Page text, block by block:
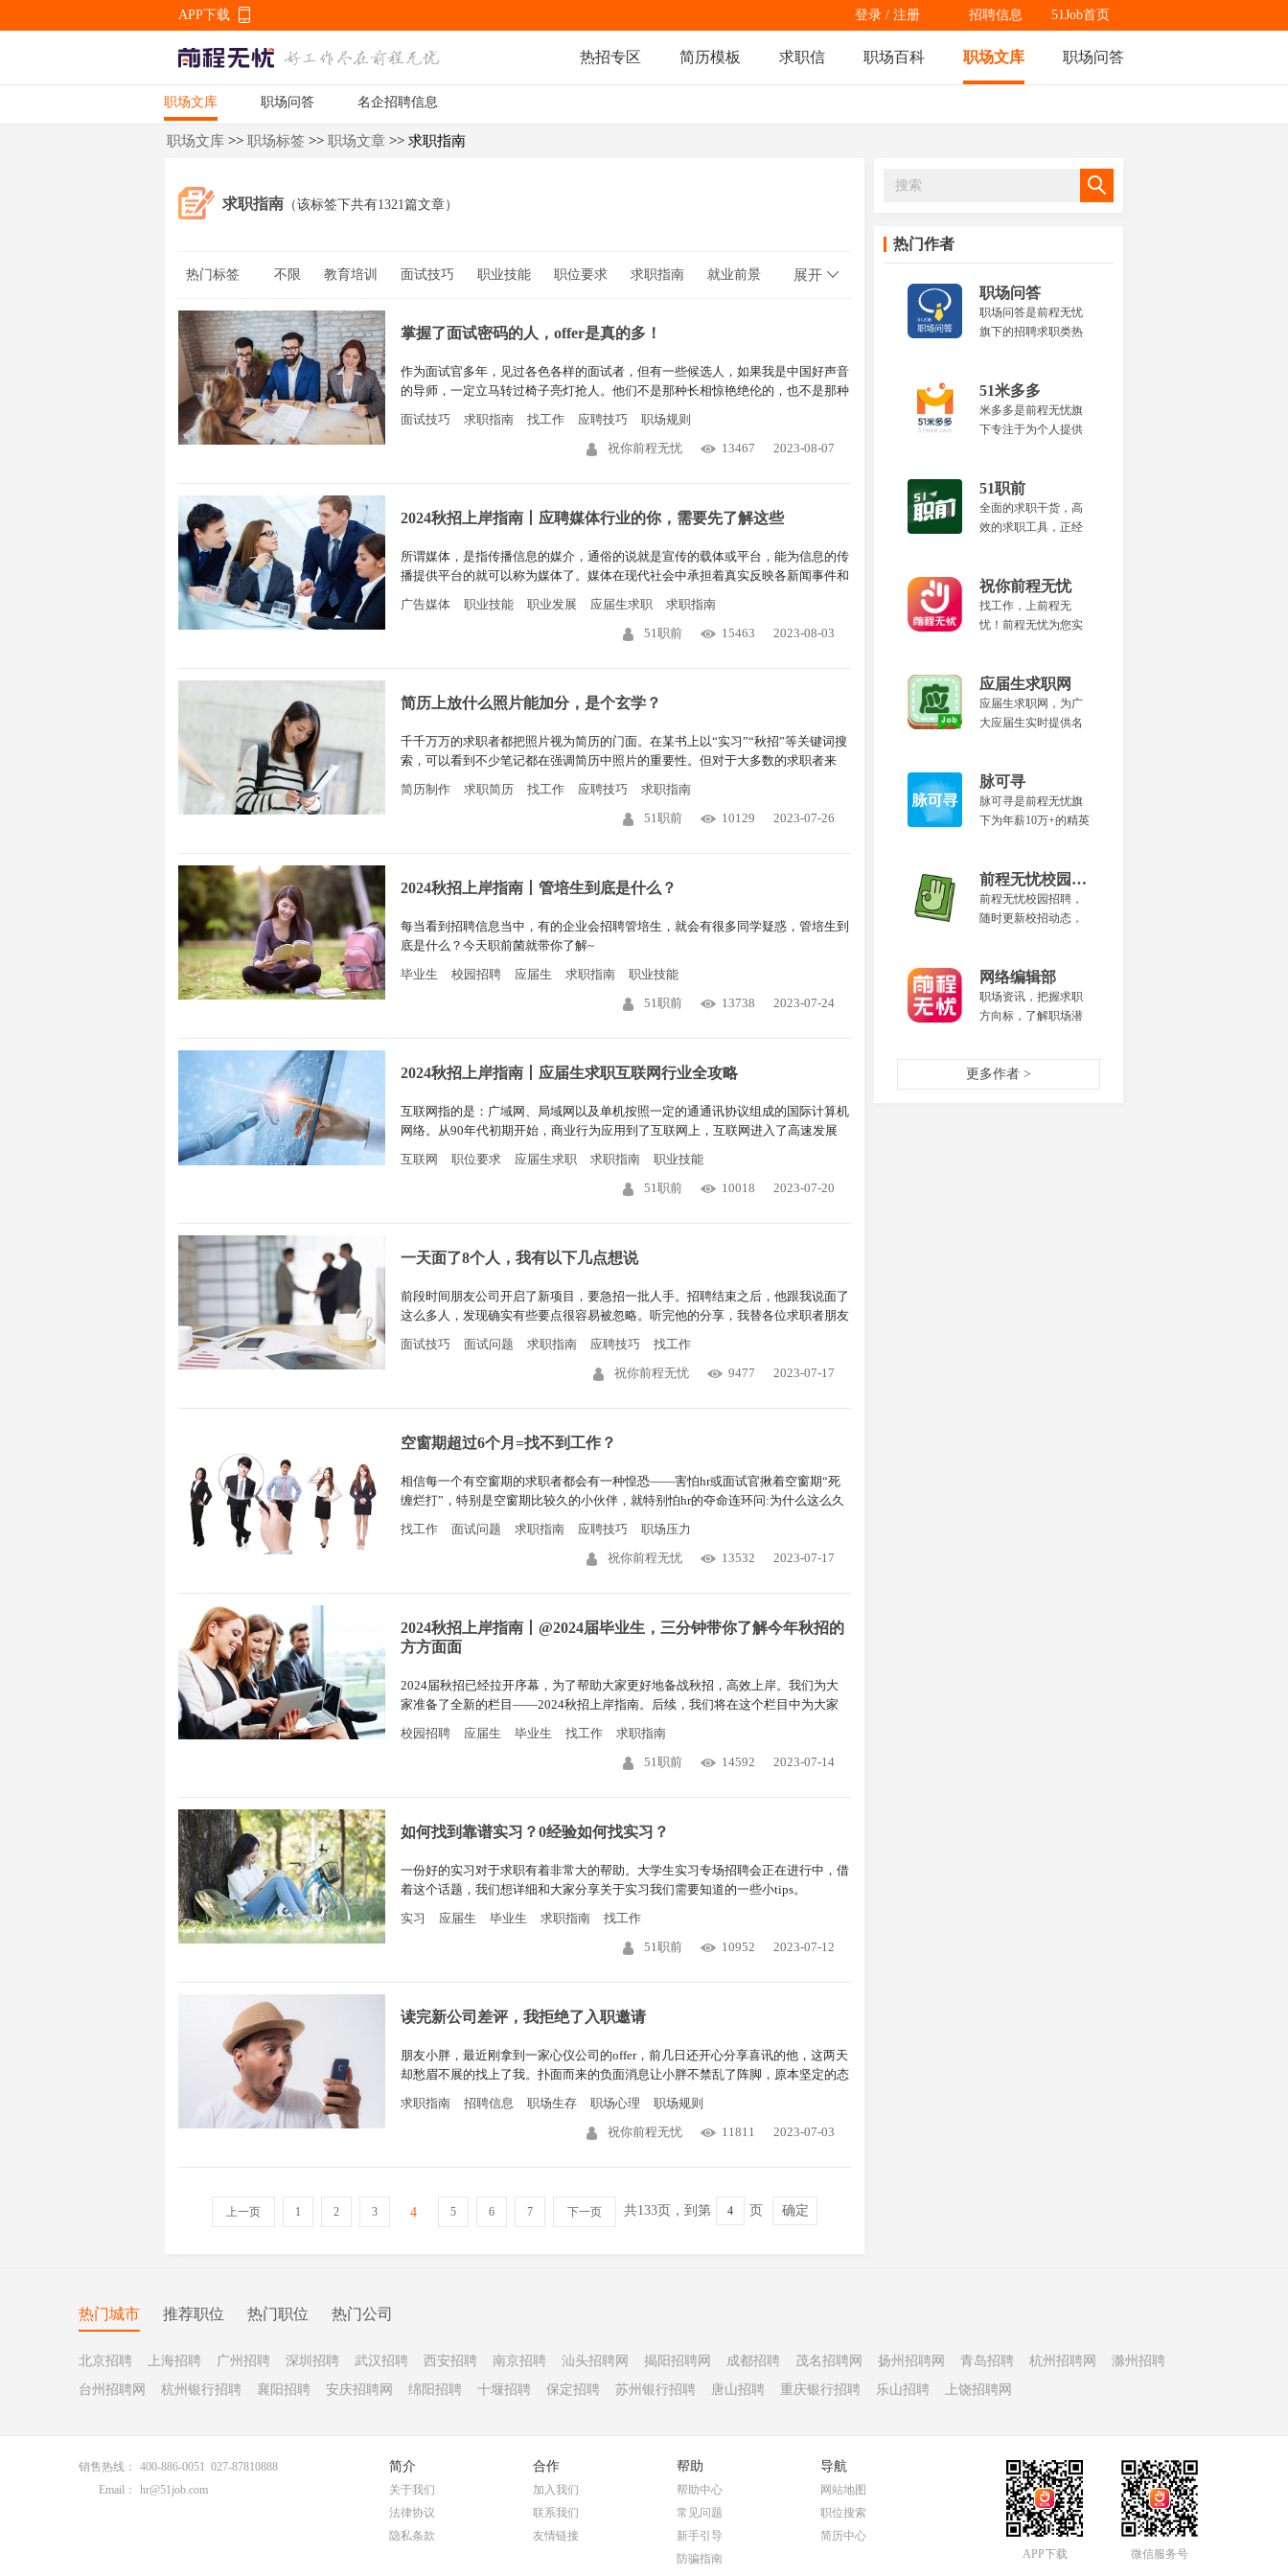
APP下载
APP下载
51Job首页
招聘信息
登录 / 注册
热招专区 简历模板 求职信 职场百科 职场文库 职场问答
职场文库 职场问答 名企招聘信息
职场文库 >> 职场标签 >> 职场文章 >> 求职指南
求职指南 （该标签下共有1321篇文章）
热门标签 不限 教育培训 面试技巧 职业技能 职位要求 求职指南 就业前景 展开
掌握了面试密码的人，offer是真的多！
作为面试官多年，见过各色各样的面试者，但有一些候选人，如果我是中国好声音
的导师，一定立马转过椅子亮灯抢人。他们不是那种长相惊艳绝伦的，也不是那种
口才了得滔滔不绝的，我总结了一下，最能让我们面试官心动的候选人的4个特
点，如果你正在找工作，一定会对你有所帮助。
面试技巧 求职指南 找工作 应聘技巧
职场规则
祝你前程无忧
13467 2023-08-07
2024秋招上岸指南丨应聘媒体行业的你，需要先了解这些
所谓媒体，是指传播信息的媒介，通俗的说就是宣传的载体或平台，能为信息的传
播提供平台的就可以称为媒体了。媒体在现代社会中承担着真实反映各新闻事件和
各方面的声音，给予正确的舆论导向、推动社会公德建设和协调社会关系，向民众
传递各类信息的职责。
广告媒体 职业技能 职业发展 应届生求职
求职指南
51职前
15463 2023-08-03
简历上放什么照片能加分，是个玄学？
千千万万的求职者都把照片视为简历的门面。在某书上以“实习”“秋招”等关键词搜
索，可以看到不少笔记都在强调简历中照片的重要性。但对于大多数的求职者来
说，简历上的照片真的有这么重要吗？
简历制作 求职简历 找工作 应聘技巧
求职指南
51职前
10129 2023-07-26
2024秋招上岸指南丨管培生到底是什么？
每当看到招聘信息当中，有的企业会招聘管培生，就会有很多同学疑惑，管培生到
底是什么？今天职前菌就带你了解~
毕业生
校园招聘 应届生 求职指南
职业技能
51职前
13738 2023-07-24
2024秋招上岸指南丨应届生求职互联网行业全攻略
互联网指的是：广域网、局域网以及单机按照一定的通通讯协议组成的国际计算机
网络。从90年代初期开始，商业行为应用到了互联网上，互联网进入了高速发展
期，由此形成了互联网行业。
互联网 职位要求 应届生求职 求职指南
职业技能
51职前
10018 2023-07-20
一天面了8个人，我有以下几点想说
前段时间朋友公司开启了新项目，要急招一批人手。招聘结束之后，他跟我说面了
这么多人，发现确实有些要点很容易被忽略。听完他的分享，我替各位求职者朋友
总结出了3个HR很在意、又容易被求职者忽略的面试要点。
面试技巧 面试问题 求职指南 应聘技巧
找工作
祝你前程无忧
9477 2023-07-17
空窗期超过6个月=找不到工作？
相信每一个有空窗期的求职者都会有一种惶恐——害怕hr或面试官揪着空窗期“死
缠烂打”，特别是空窗期比较久的小伙伴，就特别怕hr的夺命连环问:为什么这么久
都没有找到新工作？是找不到吗？还是看不上？
找工作 面试问题 求职指南 应聘技巧
职场压力
祝你前程无忧
13532 2023-07-17
2024秋招上岸指南丨@2024届毕业生，三分钟带你了解今年秋招的
方方面面
2024届秋招已经拉开序幕，为了帮助大家更好地备战秋招，高效上岸。我们为大
家准备了全新的栏目——2024秋招上岸指南。后续，我们将在这个栏目中为大家
带来包括简历、笔面试、秋招技巧、攻略等一系列高质量分享，大家感兴趣可以多
多关注。
校园招聘 应届生 毕业生 找工作
求职指南
51职前
14592 2023-07-14
如何找到靠谱实习？0经验如何找实习？
一份好的实习对于求职有着非常大的帮助。大学生实习专场招聘会正在进行中，借
着这个话题，我们想详细和大家分享关于实习我们需要知道的一些小tips。
实习
应届生 毕业生 求职指南
找工作
51职前
10952 2023-07-12
读完新公司差评，我拒绝了入职邀请
朋友小胖，最近刚拿到一家心仪公司的offer，前几日还开心分享喜讯的他，这两天
却愁眉不展的找上了我。扑面而来的负面消息让小胖不禁乱了阵脚，原本坚定的态
度也开始动摇，生怕一时不慎入了贼窝。
求职指南 招聘信息 职场生存 职场心理
职场规则
祝你前程无忧
11811 2023-07-03
上一页 1 2 3 4 5 6 7 下一页 共133页，到第 页 确定
热门作者
职场问答
职场问答是前程无忧
旗下的招聘求职类热
职场热点问题解答，
内容涵盖资格证书、
岗位职责、就业前
51米多多
米多多是前程无忧旗
下专注于为个人提供
您提供真实靠谱的招
聘信息、面试安排和
快速入职等优质服
51职前
全面的求职干货，高
效的求职工具，正经
前。
祝你前程无忧
找工作，上前程无
忧！前程无忧为您实
资讯、面试技巧、简
历优化等求职攻略。
应届生求职网
应届生求职网，为广
大应届生实时提供名
脉可寻
脉可寻是前程无忧旗
下为年薪10万+的精英
职位和企业高薪职
位，同时可以联络猎
头，拍摄名片上传
前程无忧校园招聘
前程无忧校园招聘，
随时更新校招动态，
货。
网络编辑部
职场资讯，把握求职
方向标，了解职场潜
更近一步！
更多作者 >
热门城市 推荐职位 热门职位 热门公司
北京招聘 上海招聘 广州招聘 深圳招聘 武汉招聘 西安招聘 南京招聘 汕头招聘网 揭阳招聘网 成都招聘 茂名招聘网 扬州招聘网 青岛招聘 杭州招聘网
滁州招聘
台州招聘网
杭州银行招聘 襄阳招聘 安庆招聘网 绵阳招聘 十堰招聘 保定招聘 苏州银行招聘 唐山招聘 重庆银行招聘 乐山招聘 上饶招聘网
销售热线：
400-886-0051 027-87810888
Email：
hr@51job.com
简介
关于我们
法律协议
隐私条款
合作
加入我们
联系我们
友情链接
帮助
帮助中心
常见问题
新手引导
防骗指南
导航
网站地图
职位搜索
简历中心
APP下载
微信服务号